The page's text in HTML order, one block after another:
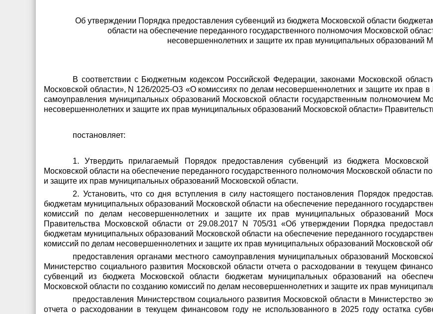
Об утверждении Порядка предоставления субвенций из бюджета Московской области
области на обеспечение переданного государственного полномочия Московской
несовершеннолетних и защите их прав муниципальных образований
В соответствии с Бюджетным кодексом Российской Федерации, законами Московской
Московской области», N 126/2025-ОЗ «О комиссиях по делам несовершеннолетних и защите их прав в
самоуправления муниципальных образований Московской области государственным полномочием
несовершеннолетних и защите их прав муниципальных образований Московской области»
постановляет:
1. Утвердить прилагаемый Порядок предоставления субвенций из бюджета
Московской области на обеспечение переданного государственного полномочия Московской области
и защите их прав муниципальных образований Московской области.
2. Установить, что со дня вступления в силу настоящего постановления Порядок
бюджетам муниципальных образований Московской области на обеспечение переданного
комиссий по делам несовершеннолетних и защите их прав муниципальных образований
Правительства Московской области от 29.08.2017 N 705/31 «Об утверждении Порядка
бюджетам муниципальных образований Московской области на обеспечение переданного
комиссий по делам несовершеннолетних и защите их прав муниципальных образований Московской
предоставления органами местного самоуправления муниципальных образований
Министерство социального развития Московской области отчета о расходовании в текущем
субвенций из бюджета Московской области бюджетам муниципальных образований на
Московской области по созданию комиссий по делам несовершеннолетних и защите их прав
предоставления Министерством социального развития Московской области в Министерство
отчета о расходовании в текущем финансовом году не использованного в 2025 году остатка